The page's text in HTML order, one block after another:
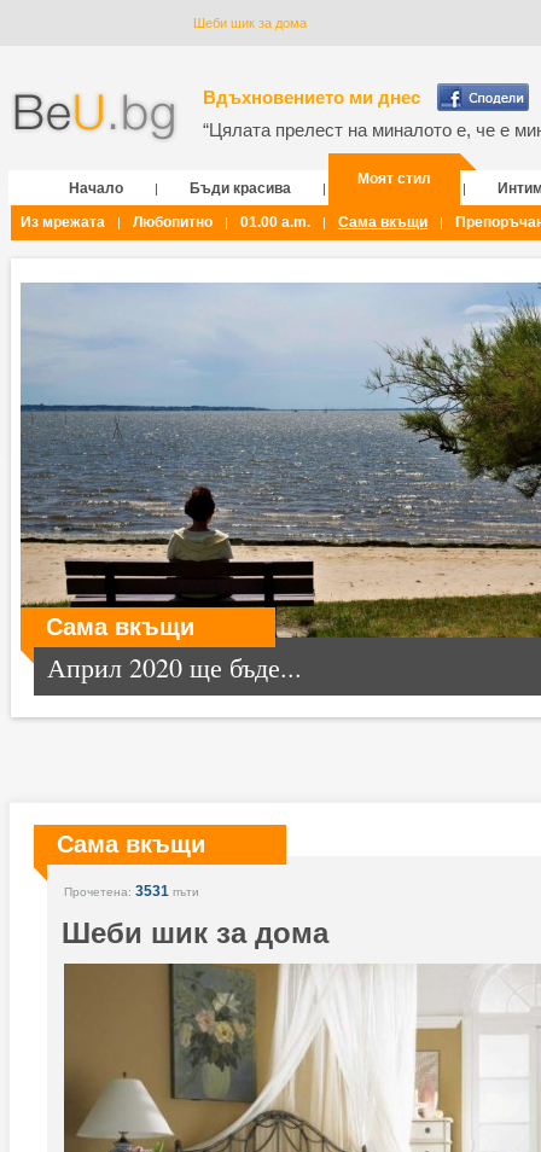
Шеби шик за дома
Вдъхновението ми днес
“Цялата прелест на миналото е, че е
Начало | Бъди красива |
Моят стил
|
Из мрежата
| Любопитно | 01.00 a.m. | Сама вкъщи |
Сама вкъщи
Април 2020 ще бъде...
Сама вкъщи
Прочетена: 3531 пъти
Шеби шик за дома